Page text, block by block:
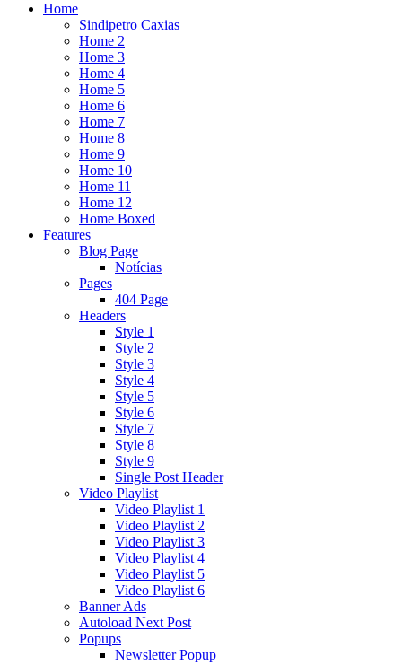
Home
Sindipetro Caxias
Home 2
Home 3
Home 4
Home 5
Home 6
Home 7
Home 8
Home 9
Home 10
Home 11
Home 12
Home Boxed
Features
Blog Page
Notícias
Pages
404 Page
Headers
Style 1
Style 2
Style 3
Style 4
Style 5
Style 6
Style 7
Style 8
Style 9
Single Post Header
Video Playlist
Video Playlist 1
Video Playlist 2
Video Playlist 3
Video Playlist 4
Video Playlist 5
Video Playlist 6
Banner Ads
Autoload Next Post
Popups
Newsletter Popup